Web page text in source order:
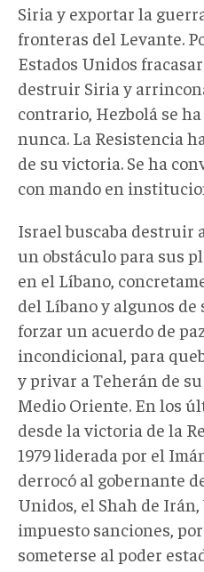
Siria y exportar la
fronteras del Levante.
Estados Unidos
destruir Siria y
contrario, Hezbolá se
nunca. La Resistencia
de su victoria. Se ha
con mando en
Israel buscaba destruir
un obstáculo para sus
en el Líbano,
del Líbano y algunos
forzar un acuerdo de
incondicional, para
y privar a Teherán de
Medio Oriente. En los
desde la victoria de la
1979 liderada por el
derrocó al gobernante
Unidos, el Shah de
impuesto sanciones,
someterse al poder